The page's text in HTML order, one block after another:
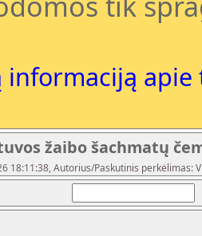
informaciją
žaibo šachmatų
18:11:38, Autorius/Paskutinis perkėlimas: